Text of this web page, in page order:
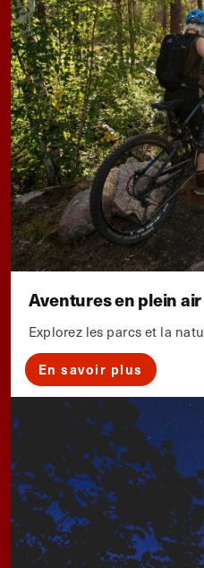
Aventures en plein air
Explorez les parcs et la
En savoir plus